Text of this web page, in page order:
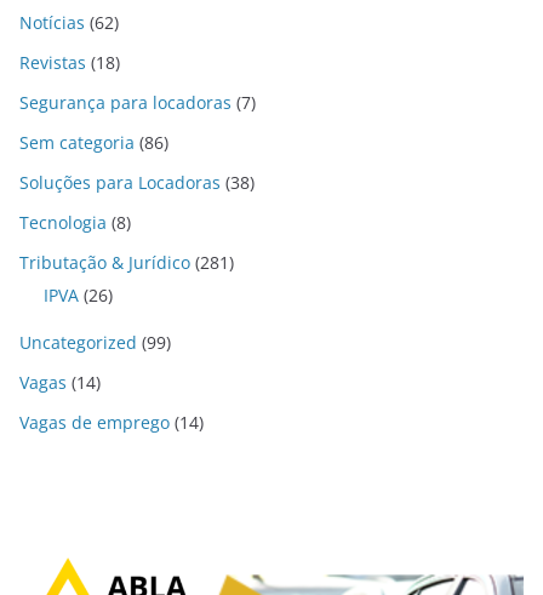
Notícias (62)
Revistas (18)
Segurança para locadoras (7)
Sem categoria (86)
Soluções para Locadoras (38)
Tecnologia (8)
Tributação & Jurídico (281)
IPVA (26)
Uncategorized (99)
Vagas (14)
Vagas de emprego (14)